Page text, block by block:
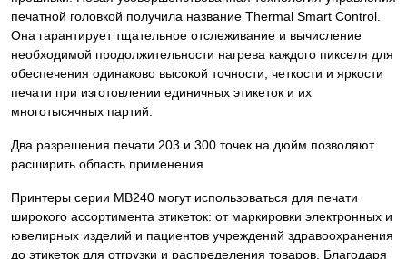
печатной головкой получила название Thermal Smart Control.
Она гарантирует тщательное отслеживание и вычисление
необходимой продолжительности нагрева каждого пикселя для
обеспечения одинаково высокой точности, четкости и яркости
печати при изготовлении единичных этикеток и их
многотысячных партий.
Два разрешения печати 203 и 300 точек на дюйм позволяют
расширить область применения
Принтеры серии MB240 могут использоваться для печати
широкого ассортимента этикеток: от маркировки электронных и
ювелирных изделий и пациентов учреждений здравоохранения
до этикеток для отгрузки и распределения товаров. Благодаря